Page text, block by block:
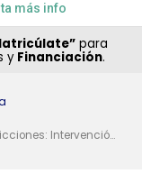
más info
para
y Financiación.
Intervención Clínica